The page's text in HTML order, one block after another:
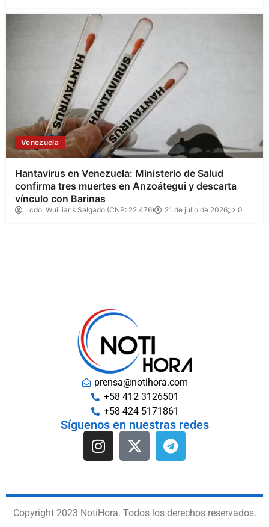
Venezuela
Hantavirus en Venezuela: Ministerio de Salud
confirma tres muertes en Anzoátegui y descarta
vínculo con Barinas
Lcdo. Wuillians Salgado (CNP: 22.476) 21 de julio de 2026 0
prensa@notihora.com
+58 412 3126501
+58 424 5171861
Síguenos en nuestras redes
Copyright 2023 NotiHora. Todos los derechos reservados.